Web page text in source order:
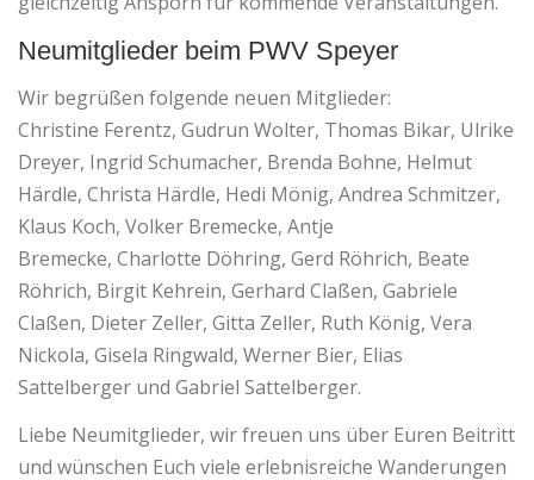
Neumitglieder beim PWV Speyer
Wir begrüßen folgende neuen Mitglieder:
Christine Ferentz, Gudrun Wolter, Thomas Bikar, Ulrike
Dreyer, Ingrid Schumacher, Brenda Bohne, Helmut
Härdle, Christa Härdle, Hedi Mönig, Andrea Schmitzer,
Klaus Koch, Volker Bremecke, Antje
Bremecke, Charlotte Döhring, Gerd Röhrich, Beate
Röhrich, Birgit Kehrein, Gerhard Claßen, Gabriele
Claßen, Dieter Zeller, Gitta Zeller, Ruth König, Vera
Nickola, Gisela Ringwald, Werner Bier, Elias
Sattelberger und Gabriel Sattelberger.
Liebe Neumitglieder, wir freuen uns über Euren Beitritt
und wünschen Euch viele erlebnisreiche Wanderungen